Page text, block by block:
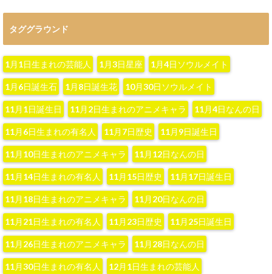
タググラウンド
1月1日生まれの芸能人 1月3日星座 1月4日ソウルメイト
1月6日誕生石 1月8日誕生花 10月30日ソウルメイト
11月1日誕生日 11月2日生まれのアニメキャラ 11月4日なんの日
11月6日生まれの有名人 11月7日歴史 11月9日誕生日
11月10日生まれのアニメキャラ 11月12日なんの日
11月14日生まれの有名人 11月15日歴史 11月17日誕生日
11月18日生まれのアニメキャラ 11月20日なんの日
11月21日生まれの有名人 11月23日歴史 11月25日誕生日
11月26日生まれのアニメキャラ 11月28日なんの日
11月30日生まれの有名人 12月1日生まれの芸能人